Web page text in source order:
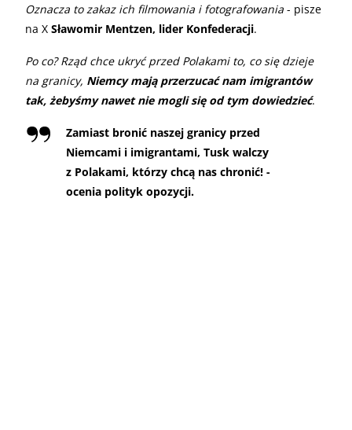
Oznacza to zakaz ich filmowania i fotografowania - pisze
na X Sławomir Mentzen, lider Konfederacji.
Po co? Rząd chce ukryć przed Polakami to, co się dzieje
na granicy, Niemcy mają przerzucać nam imigrantów
tak, żebyśmy nawet nie mogli się od tym dowiedzieć.
Zamiast bronić naszej granicy przed
Niemcami i imigrantami, Tusk walczy
z Polakami, którzy chcą nas chronić! -
ocenia polityk opozycji.